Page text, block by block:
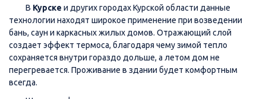
В Курске и других городах Курской области данные
технологии находят широкое применение при возведении
бань, саун и каркасных жилых домов. Отражающий слой
создает эффект термоса, благодаря чему зимой тепло
сохраняется внутри гораздо дольше, а летом дом не
перегревается. Проживание в здании будет комфортным
всегда.